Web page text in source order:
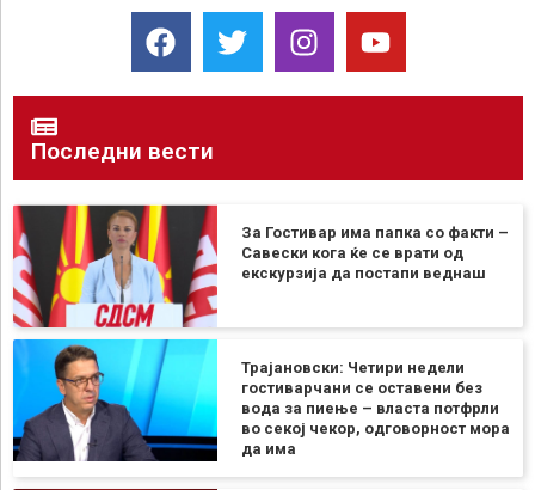
Последни вести
За Гостивар има папка со факти –
Савески кога ќе се врати од
екскурзија да постапи веднаш
Трајановски: Четири недели
гостиварчани се оставени без
вода за пиење – власта потфрли
во секој чекор, одговорност мора
да има